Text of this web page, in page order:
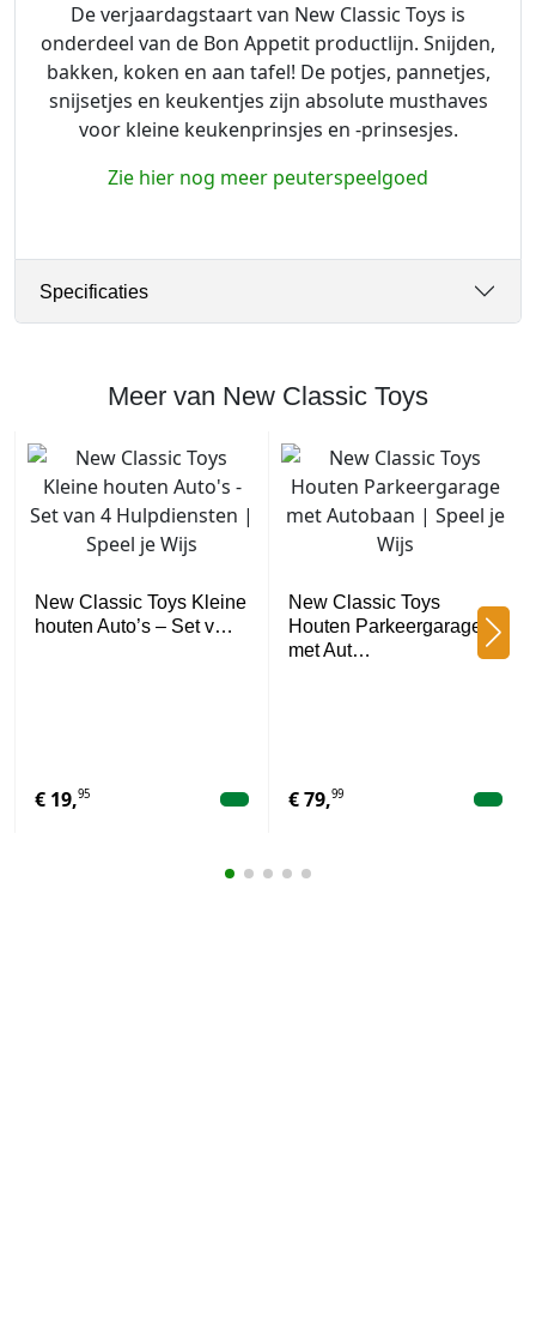
De verjaardagstaart van New Classic Toys is
onderdeel van de Bon Appetit productlijn. Snijden,
bakken, koken en aan tafel! De potjes, pannetjes,
snijsetjes en keukentjes zijn absolute musthaves
voor kleine keukenprinsjes en -prinsesjes.
Zie hier nog meer peuterspeelgoed
Specificaties
Meer van New Classic Toys
New Classic Toys Kleine
houten Auto’s – Set v…
€ 19,95
New Classic Toys
Houten Parkeergarage
met Aut…
€79,99